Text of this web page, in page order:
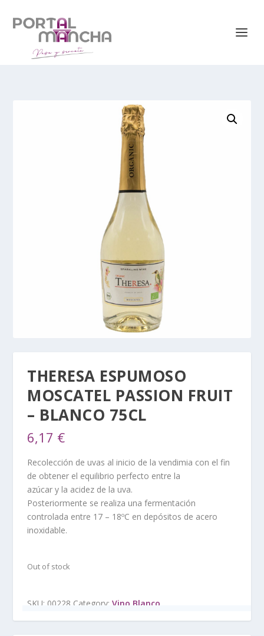
THERESA ESPUMOSO
MOSCATEL PASSION FRUIT
– BLANCO 75CL
6,17 €
Recolección de uvas al inicio de la vendimia con el fin
de obtener el equilibrio perfecto entre la
azúcar y la acidez de la uva.
Posteriormente se realiza una fermentación
controlada entre 17 – 18ºC en depósitos de acero
inoxidable.
Out of stock
SKU: 00228 Category:Vino Blanco